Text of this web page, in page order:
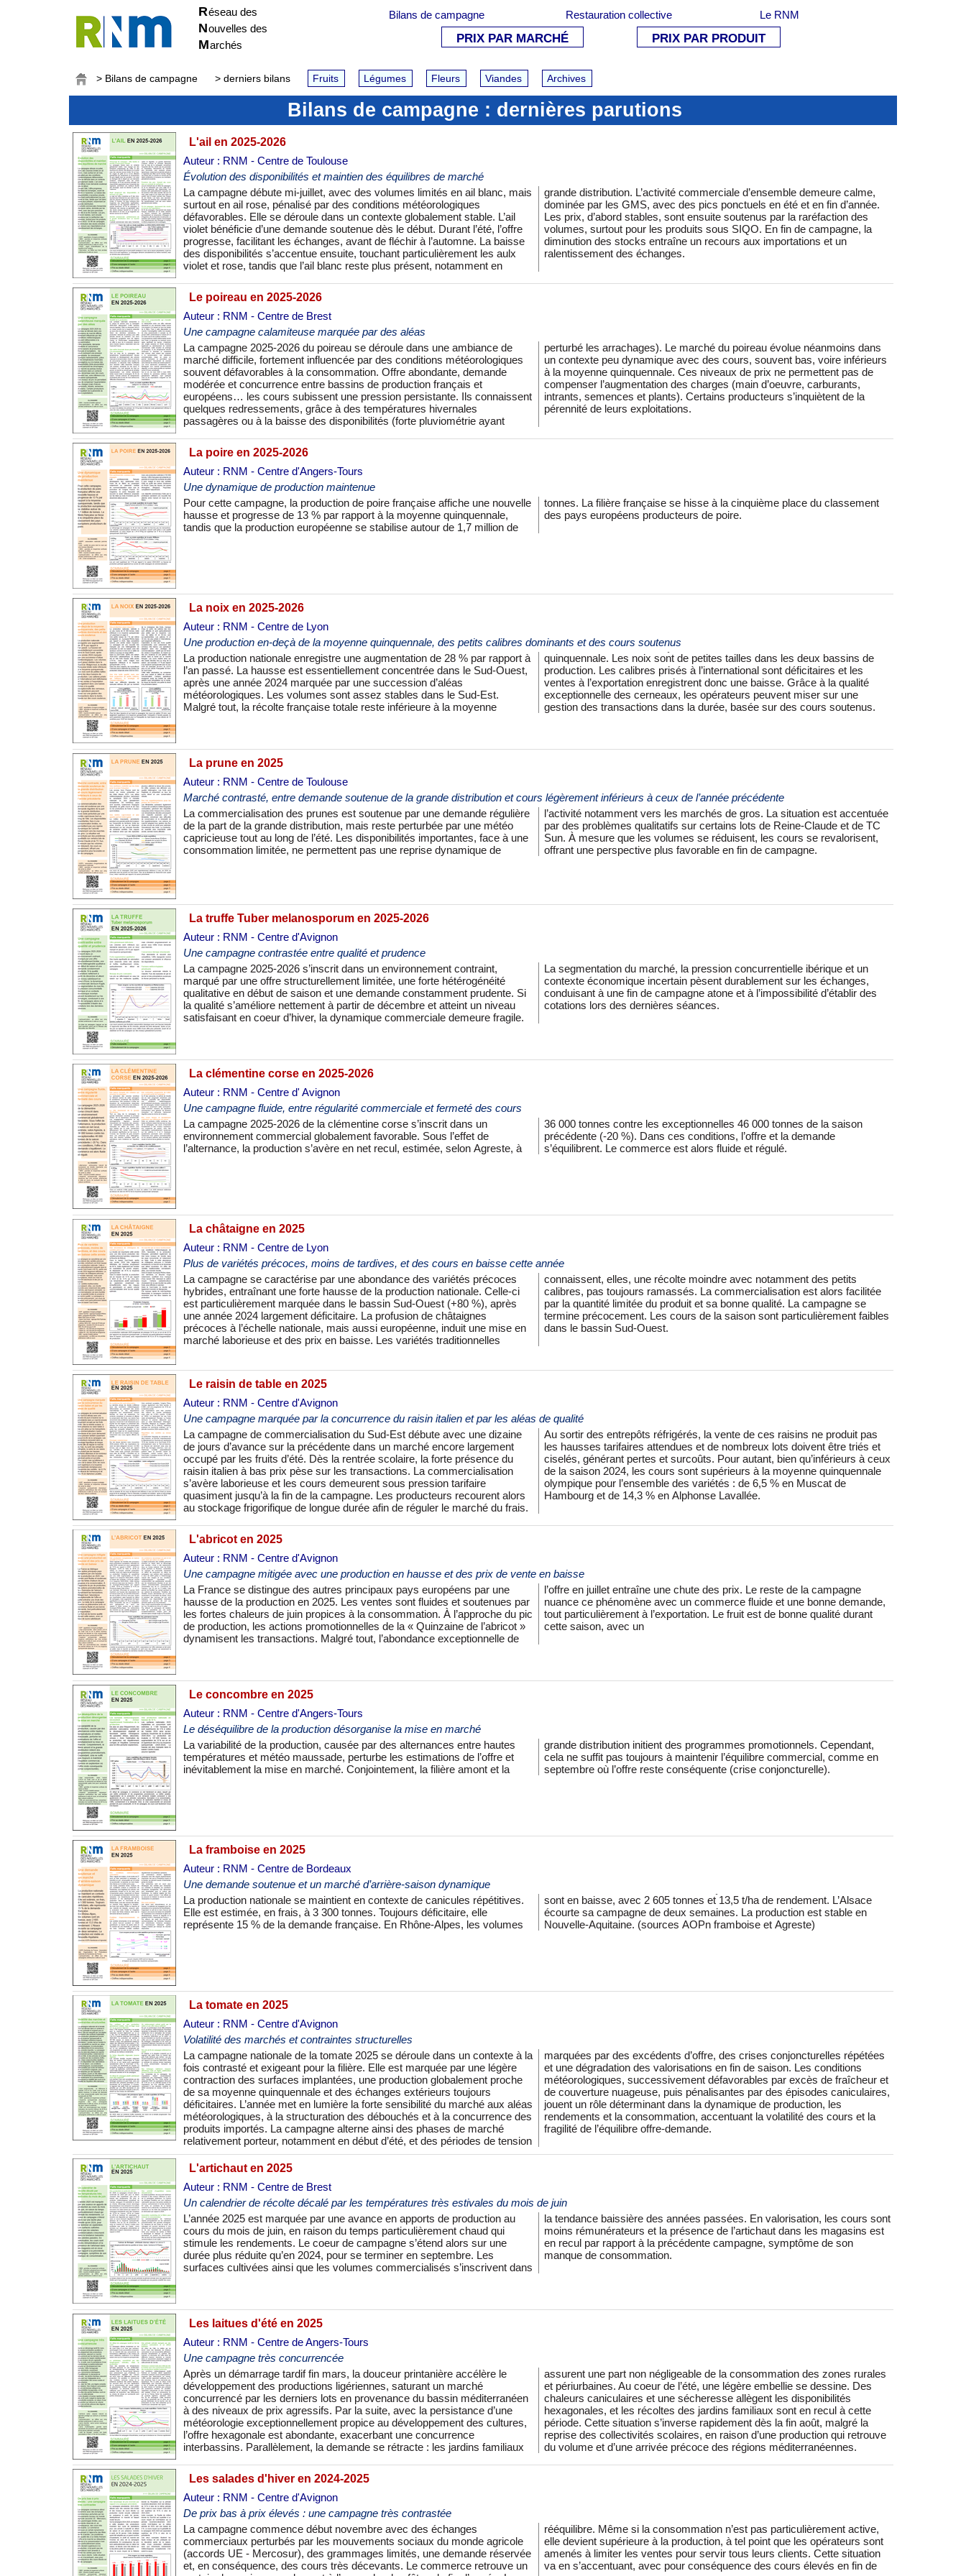
Réseau des
Nouvelles des
Marchés
Bilans de campagne Restauration collective Le RNM
PRIX PAR MARCHÉ PRIX PAR PRODUIT
> Bilans de campagne > derniers bilans Fruits Légumes Fleurs Viandes Archives
Bilans de campagne : dernières parutions
L'ail en 2025-2026
Auteur : RNM - Centre de Toulouse
Évolution des disponibilités et maintien des équilibres de marché
La campagne débute mi-juillet, avec des volumes limités en ail blanc, mais
surtout en ail rose, pénalisé par des conditions météorologiques
défavorables. Elle se déroule dans un contexte globalement stable. L’ail
violet bénéficie d’une demande soutenue dès le début. Durant l’été, l’offre
progresse, facilitant les échanges, avant de fléchir à l’automne. La baisse
des disponibilités s’accentue ensuite, touchant particulièrement les aulx
violet et rose, tandis que l’ail blanc reste plus présent, notamment en
grande distribution. L’activité commerciale d’ensemble demeure calme,
dominée par les GMS, avec des pics ponctuels en été et en fin d’année.
Les prix, d’abord stables, sont ensuite soutenus par la raréfaction des
volumes, surtout pour les produits sous SIQO. En fin de campagne, la
diminution des stocks entraîne un recours aux importations et un
ralentissement des échanges.
Le poireau en 2025-2026
Auteur : RNM - Centre de Brest
Une campagne calamiteuse marquée par des aléas
La campagne 2025-2026 du poireau se déroule dans une ambiance de
marché difficile, fortement influencée par des conditions météorologiques
souvent défavorables à la consommation. Offre abondante, demande
modérée et concurrence entre bassins de production français et
européens… les cours subissent une pression persistante. Ils connaissent
quelques redressements, grâce à des températures hivernales
passagères ou à la baisse des disponibilités (forte pluviométrie ayant
perturbé les arrachages). Le marché du poireau évolue néanmoins dans
un contexte peu dynamique avec des cours, souvent bas, voire inférieurs
à la moyenne quinquennale. Ces niveaux de prix ne permettent pas de
compenser l’augmentation des charges (main d’oeuvre, carburants,
intrants, semences et plants). Certains producteurs s’inquiètent de la
pérennité de leurs exploitations.
La poire en 2025-2026
Auteur : RNM - Centre d'Angers-Tours
Une dynamique de production maintenue
Pour cette campagne, la production de poire française affiche une nouvelle
hausse et progresse de 13 % par rapport à la moyenne quinquennale,
tandis que la production européenne se stabilise autour de 1,7 million de
tonnes. La filière française se hisse à la cinquième place du classement
des pays européens producteurs de poire.
La noix en 2025-2026
Auteur : RNM - Centre de Lyon
Une production en-deçà de la moyenne quinquennale, des petits calibres dominants et des cours soutenus
La production nationale enregistre une augmentation de 28 % par rapport à
l’an passé. La hausse est essentiellement concentrée dans le Sud-Ouest,
après une année 2024 marquée par une succession d’aléas
météorologiques. Les volumes sont assez stables dans le Sud-Est.
Malgré tout, la récolte française totale reste inférieure à la moyenne
quinquennale. Les noix sont de petites tailles dans les deux bassins de
production. Les calibres prisés à l’international sont déficitaires et les
ventes à l’exportation enregistrent donc une baisse. Grâce à la qualité
exceptionnelle des cerneaux, les opérateurs peuvent miser sur une
gestion des transactions dans la durée, basée sur des cours soutenus.
La prune en 2025
Auteur : RNM - Centre de Toulouse
Marché contrasté, entre demande soutenue de la grande distribution et cours légèrement inférieurs à ceux de l’année précédente
La commercialisation des prunes est soutenue par une demande régulière
de la part de la grande distribution, mais reste perturbée par une météo
capricieuse tout au long de l’été. Les disponibilités importantes, face à une
consommation limitée, ne permettent pas une reprise dynamique de
l’activité notamment vers les marchés de gros. La situation est accentuée
par des problèmes qualitatifs sur certains lots de Reine-Claude et de TC
Sun. À mesure que les volumes se réduisent, les cours se revalorisent,
offrant une perspective plus favorable en fin de campagne.
La truffe Tuber melanosporum en 2025-2026
Auteur : RNM - Centre d'Avignon
Une campagne contrastée entre qualité et prudence
La campagne 2025-2026 s’inscrit dans un environnement contraint,
marqué par une offre structurellement limitée, une forte hétérogénéité
qualitative en début de saison et une demande constamment prudente. Si
la qualité s’améliore nettement à partir de décembre et atteint un niveau
satisfaisant en coeur d’hiver, la dynamique commerciale demeure fragile.
La segmentation du marché, la pression concurrentielle ibérique et un
contexte économique incertain pèsent durablement sur les échanges,
conduisant à une fin de campagne atone et à l’impossibilité d’établir des
cotations lors des dernières séances.
La clémentine corse en 2025-2026
Auteur : RNM - Centre d' Avignon
Une campagne fluide, entre régularité commerciale et fermeté des cours
La campagne 2025-2026 de la clémentine corse s’inscrit dans un
environnement commercial globalement favorable. Sous l’effet de
l’alternance, la production s’avère en net recul, estimée, selon Agreste, à
36 000 tonnes contre les exceptionnelles 46 000 tonnes de la saison
précédente (-20 %). Dans ces conditions, l’offre et la demande
s’équilibrent. Le commerce est alors fluide et régulé.
La châtaigne en 2025
Auteur : RNM - Centre de Lyon
Plus de variétés précoces, moins de tardives, et des cours en baisse cette année
La campagne se caractérise par une abondance des variétés précoces
hybrides, entraînant une forte hausse de la production nationale. Celle-ci
est particulièrement marquée dans le bassin Sud-Ouest (+80 %), après
une année 2024 largement déficitaire. La profusion de châtaignes
précoces à l’échelle nationale, mais aussi européenne, induit une mise en
marché laborieuse et des prix en baisse. Les variétés traditionnelles
connaissent, elles, une récolte moindre avec notamment des petits
calibres, pas toujours ramassés. La commercialisation est alors facilitée
par la quantité limitée du produit et sa bonne qualité. La campagne se
termine précocement. Les cours de la saison sont particulièrement faibles
dans le bassin Sud-Ouest.
Le raisin de table en 2025
Auteur : RNM - Centre d'Avignon
Une campagne marquée par la concurrence du raisin italien et par les aléas de qualité
La campagne de commercialisation du Sud-Est débute avec une dizaine
de jours d’avance sur la précédente dans un marché encore largement
occupé par les fruits d’été. Dès la rentrée scolaire, la forte présence du
raisin italien à bas prix pèse sur les transactions. La commercialisation
s’avère laborieuse et les cours demeurent sous pression tarifaire
quasiment jusqu’à la fin de la campagne. Les producteurs recourent alors
au stockage frigorifique de longue durée afin de réguler le marché du frais.
Au sortir des entrepôts réfrigérés, la vente de ces raisins ne produit pas
les hausses tarifaires attendues et de nombreux lots doivent être triés et
ciselés, générant pertes et surcoûts. Pour autant, bien qu’inférieurs à ceux
de la saison 2024, les cours sont supérieurs à la moyenne quinquennale
olympique pour l’ensemble des variétés : de 6,5 % en Muscat de
Hambourg et de 14,3 % en Alphonse Lavallée.
L'abricot en 2025
Auteur : RNM - Centre d'Avignon
Une campagne mitigée avec une production en hausse et des prix de vente en baisse
La France se distingue des autres principaux pays européens par une
hausse de la production en 2025. Les ventes sont fluides et soutenues par
les fortes chaleurs de juin propices à la consommation. À l’approche du pic
de production, les actions promotionnelles de la « Quinzaine de l’abricot »
dynamisent les transactions. Malgré tout, l’abondance exceptionnelle de
l’offre en juillet entraîne une chute des prix. Le reste de la campagne
nuance ce phénomène avec un commerce fluide et une bonne demande,
tout particulièrement à l’exportation. Le fruit est de bonne qualité durant
cette saison, avec un
Le concombre en 2025
Auteur : RNM - Centre d'Angers-Tours
Le déséquilibre de la production désorganise la mise en marché
La variabilité de la production, causée par des alternances entre hautes
températures et météo maussade, perturbe les estimations de l’offre et
inévitablement la mise en marché. Conjointement, la filière amont et la
grande distribution initient des programmes promotionnels. Cependant,
cela ne suffit pas toujours à maintenir l’équilibre commercial, comme en
septembre où l’offre reste conséquente (crise conjoncturelle).
La framboise en 2025
Auteur : RNM - Centre de Bordeaux
Une demande soutenue et un marché d’arrière-saison dynamique
La production nationale se maintient en contexte de canicules répétitives.
Elle est estimée, en frais, à 3 300 tonnes. Toujours déficitaire, elle
représente 15 % de la demande française. En Rhône-Alpes, les volumes
sont en baisse, avec 2 605 tonnes et 13,5 t/ha de rendement. L’Alsace
écourte sa campagne de deux semaines. La production est stable en
Nouvelle-Aquitaine. (sources AOPn framboise et Agreste)
La tomate en 2025
Auteur : RNM - Centre d'Avignon
Volatilité des marchés et contraintes structurelles
La campagne nationale de la tomate 2025 se déroule dans un contexte à la
fois contrasté et exigeant pour la filière. Elle est marquée par une légère
contraction des surfaces implantées, une production globalement proche
de sa moyenne quinquennale et des échanges extérieurs toujours
déficitaires. L’année met en lumière la forte sensibilité du marché aux aléas
météorologiques, à la structuration des débouchés et à la concurrence des
produits importés. La campagne alterne ainsi des phases de marché
relativement porteur, notamment en début d’été, et des périodes de tension
marquées par des excédents d’offre, des crises conjoncturelles répétées
et une dégradation des valorisations en fin de saison. Les conditions
météorologiques, successivement défavorables par excès de fraîcheur et
de couverture nuageuse, puis pénalisantes par des épisodes caniculaires,
jouent un rôle déterminant dans la dynamique de production, les
rendements et la consommation, accentuant la volatilité des cours et la
fragilité de l’équilibre offre-demande.
L'artichaut en 2025
Auteur : RNM - Centre de Brest
Un calendrier de récolte décalé par les températures très estivales du mois de juin
L’année 2025 est marquée par une avance en apports de production au
cours du mois de juin, en raison du temps particulièrement chaud qui
stimule les rendements. Le coeur de campagne s’étend alors sur une
durée plus réduite qu’en 2024, pour se terminer en septembre. Les
surfaces cultivées ainsi que les volumes commercialisés s’inscrivent dans
la tendance baissière des années passées. En valorisation, les cours sont
moins rémunérateurs et la présence de l’artichaut dans les magasins est
en recul par rapport à la précédente campagne, symptôme de son
manque de consommation.
Les laitues d'été en 2025
Auteur : RNM - Centre de Angers-Tours
Une campagne très concurrencée
Après un démarrage tardif fin mars, la douceur printanière accélère le
développement des productions ligériennes, saturant un marché
concurrencé par les derniers lots en provenance du bassin méditerranéen
à des niveaux de prix agressifs. Par la suite, avec la persistance d’une
météorologie exceptionnellement propice au développement des cultures,
l’offre hexagonale est abondante, exacerbant une concurrence
interbassins. Parallèlement, la demande se rétracte : les jardins familiaux
assurent une part non négligeable de la consommation des zones rurales
et périurbaines. Au coeur de l’été, une légère embellie se dessine. Des
chaleurs caniculaires et une sécheresse allègent les disponibilités
hexagonales, et les récoltes des jardins familiaux sont en recul à cette
période. Cette situation s’inverse rapidement dès la fin août, malgré la
reprise des collectivités scolaires, en raison d’une production qui retrouve
du volume et d’une arrivée précoce des régions méditerranéennes.
Les salades d'hiver en 2024-2025
Auteur : RNM - Centre d'Avignon
De prix bas à prix élevés : une campagne très contrastée
La campagne commence début novembre avec des échanges
commerciaux perturbés par les mouvements sociaux du monde agricole
(accords UE - Mercosur), des grammages limités, une demande réservée
et, en conséquence, des cours très décevants. Le commerce retrouve un
rééquilibre. Même si la consommation n’est pas particulièrement active,
elle devient supérieure à la production, à tel point que les opérateurs sont
amenés à limiter les ventes pour servir tous leurs clients. Cette situation
va en s’accentuant, avec pour conséquence des cours élevés en fin de